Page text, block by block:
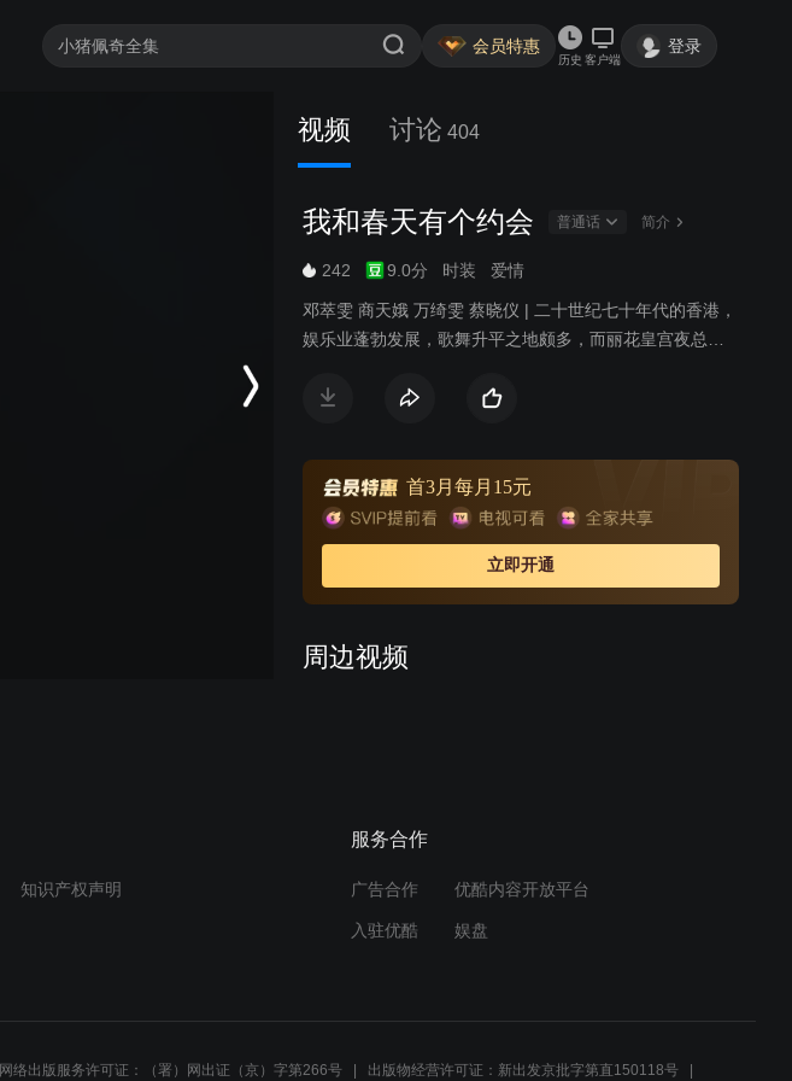
会员特惠
历史 客户端
登录
视频 讨论 404
我和春天有个约会 普通话 简介
242 9.0分 时装 爱情
邓萃雯 商天娥 万绮雯 蔡晓仪 | 二十世纪七十年代的香港，
娱乐业蓬勃发展，歌舞升平之地颇多，而丽花皇宫夜总会
了丽花皇宫。在这里，小蝶结识了性格各异的众人，有令
在感情生活上，她遇到了让她一生难忘的沈家豪。而二人
也因误会相识，又因彼此吸引而相恋。凤萍、露露和莲茜
也各自经历着悲欢离合的人生。越战爆发，家豪前去寻找
凤萍，一去未返，就这样让小蝶等了二十年。 二十年
后，丽花皇宫昔日的辉煌不再即将被拆除，再次登台的小
是人非。这时，家豪却回来了。阔别二十年之久，已到中
首3月每月15元
立即开通
周边视频
纱成异域绝色
05:10
知识产权声明
服务合作
广告合作 优酷内容开放平台
入驻优酷 娱盘
网络出版服务许可证：（署）网出证（京）字第266号 出版物经营许可证：新出发京批字第直150118号